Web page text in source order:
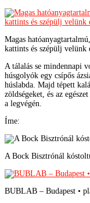
Magas
kattints és szépülj velünk
A tálalás se mindennapi
húsgolyók egy csípős
húslabda. Majd tépett
zöldségeket, és az
a legvégén.
Íme:
A Bock Bisztrónál
BUBLAB – Budapest •